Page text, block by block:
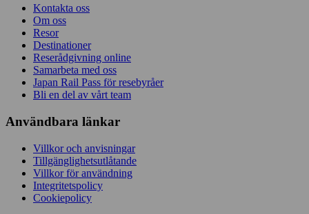
Kontakta oss
Om oss
Resor
Destinationer
Reserådgivning online
Samarbeta med oss
Japan Rail Pass för resebyråer
Bli en del av vårt team
Användbara länkar
Villkor och anvisningar
Tillgänglighetsutlåtande
Villkor för användning
Integritetspolicy
Cookiepolicy